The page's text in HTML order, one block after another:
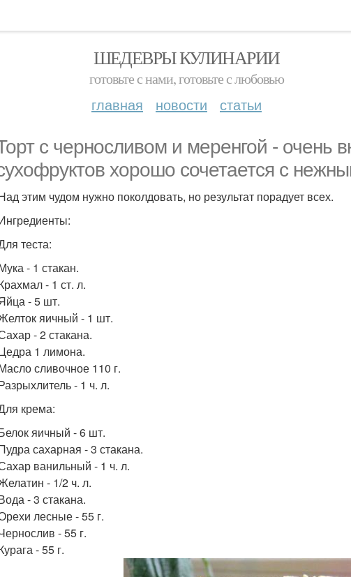
ШЕДЕВРЫ КУЛИНАРИИ
готовьте с нами, готовьте с любовью
главная новости статьи
с черносливом и меренгой - очень
хорошо сочетается с
этим чудом нужно поколдовать, но результат порадует всех.
теста:
- 1 стакан.
- 1 ст. л.
- 5 шт.
яичный - 1 шт.
- 2 стакана.
1 лимона.
сливочное 110 г.
- 1 ч. л.
крема:
яичный - 6 шт.
сахарная - 3 стакана.
ванильный - 1 ч. л.
- 1/2 ч. л.
- 3 стакана.
лесные - 55 г.
- 55 г.
- 55 г.